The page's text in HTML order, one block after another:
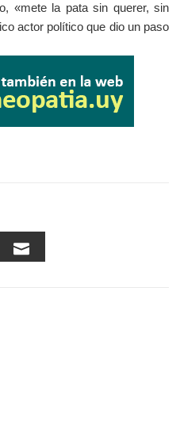
«mete la pata sin querer, sin
actor político que dio un paso